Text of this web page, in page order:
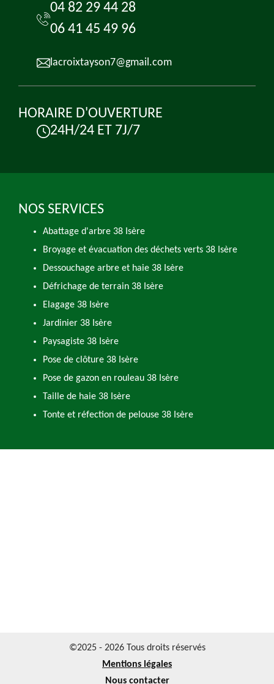
04 82 29 44 28
06 41 45 49 96
lacroixtayson7@gmail.com
HORAIRE D'OUVERTURE
24H/24 ET 7J/7
NOS SERVICES
Abattage d'arbre 38 Isère
Broyage et évacuation des déchets verts 38 Isère
Dessouchage arbre et haie 38 Isère
Défrichage de terrain 38 Isère
Elagage 38 Isère
Jardinier 38 Isère
Paysagiste 38 Isère
Pose de clôture 38 Isère
Pose de gazon en rouleau 38 Isère
Taille de haie 38 Isère
Tonte et réfection de pelouse 38 Isère
©2025 - 2026 Tous droits réservés
Mentions légales
Nous contacter